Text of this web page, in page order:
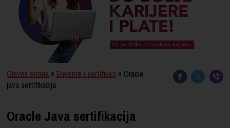
UČENJE NA DALJINU
DIPLOME I SERTIFIKATI
O IT AKADEMIJI
Glavna strana » Diplome i sertifikati » Oracle
java sertifikacija
Oracle Java sertifikacija